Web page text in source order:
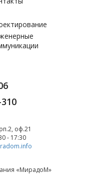
оф.21
- 17:30
«МирадоМ»